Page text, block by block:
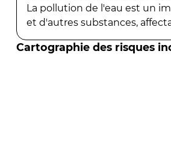
La pollution de l'eau est un
et d'autres substances,
Cartographie des risques